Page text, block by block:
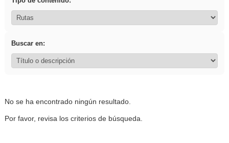
Buscar en:
No se ha encontrado ningún resultado.
Por favor, revisa los criterios de búsqueda.